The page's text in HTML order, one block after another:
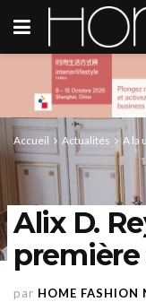
Accueil Actualités A la
Alix D.
par HOME FASHION